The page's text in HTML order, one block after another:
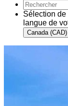
Sélection
langue de
Canada